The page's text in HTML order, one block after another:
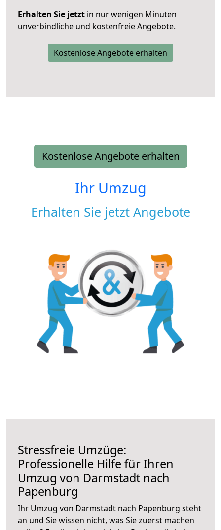
Erhalten Sie jetzt in nur wenigen Minuten
unverbindliche und kostenfreie Angebote.
Kostenlose Angebote erhalten
Kostenlose Angebote erhalten
Ihr Umzug
Erhalten Sie jetzt Angebote
Stressfreie Umzüge:
Professionelle Hilfe für Ihren
Umzug von Darmstadt nach
Papenburg
Ihr Umzug von Darmstadt nach Papenburg steht
an und Sie wissen nicht, was Sie zuerst machen